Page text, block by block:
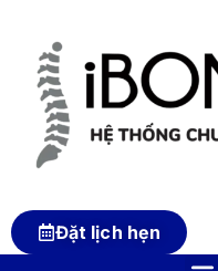
Đặt lịch hẹn